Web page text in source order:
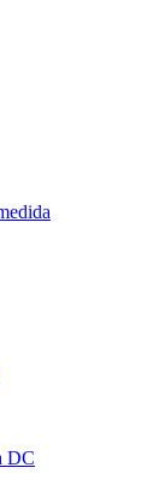
DC